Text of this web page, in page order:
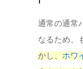
通常の通常
なるため、
かし、 ホワ